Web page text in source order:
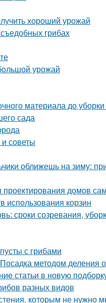
хороший урожай
грибах
урожай
материала до
сада
советы
оближешь на зиму:
домов
использования корзин
сроки созревания,
с грибами
методом деления
статьи в новую
разных видов
которым не нужно